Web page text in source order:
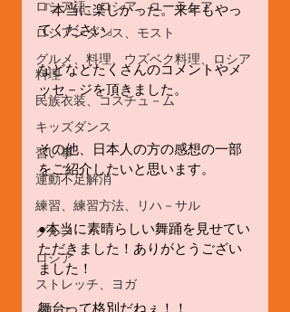
ロシア語、ロシア、ユーラシア
ロシアンダンス、モスト
グルメ、料理、ウズベク料理、ロシア
料理
民族衣装、コスチュ－ム
キッズダンス
習い事
運動不足解消
練習、練習方法、リハ－サル
グルメ
ロシア
ストレッチ、ヨガ
「本当に楽しかった。来年もやっ
てください」
などなどたくさんのコメントやメ
ッセ－ジを頂きました。
その他、日本人の方の感想の一部
をご紹介したいと思います。
●本当に素晴らしい舞踊を見せてい
ただきました！ありがとうござい
ました！
舞台って格別だねぇ！！